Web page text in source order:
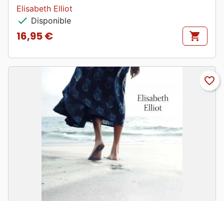
Elisabeth Elliot
check Disponible
Prix
16,95 € shopping_cart
favorite_border